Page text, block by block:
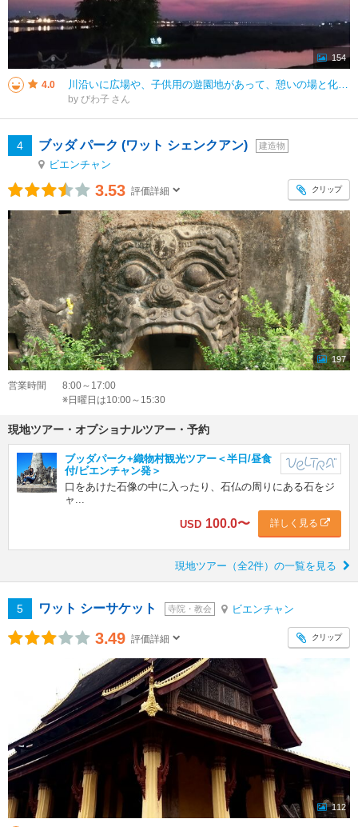
154
4.0 川沿いに広場や、子供用の遊園地があって、憩いの場と化している。エクササイズにいそしんでいる人もいるので、現地の人達の平和な日常が見られます。 夕方からの景色が最高。メコン川の向こうにタイの街が見えます。 日中は日陰
by びわ子
4 ブッダ パーク (ワット シェンクアン) 建造物
ビエンチャン
3.53 評価詳細 クリップ
197
営業時間
8:00～17:00
※日曜日は10:00～15:30
現地ツアー・オプショナルツアー・予約
ブッダパーク+織物村観光ツアー＜半日/昼食
付/ビエンチャン発＞
口をあけた石像の中に入ったり、石仏の周りにある石をジ
ャ...
USD 100.0〜 詳しく見る
現地ツアー（全2件）の一覧を見る
5 ワット シーサケット 寺院・教会 ビエンチャン
3.49 評価詳細 クリップ
112